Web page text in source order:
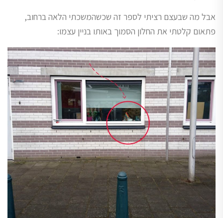
אבל מה שבעצם רציתי לספר זה שכשהמשכתי הלאה ברחוב,
פתאום קלטתי את החלון הסמוך באותו בניין עצמו: